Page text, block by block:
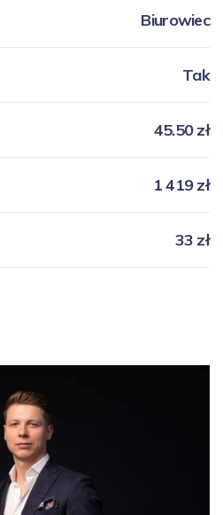
Biurowiec
Tak
45.50 zł
1 419 zł
33 zł